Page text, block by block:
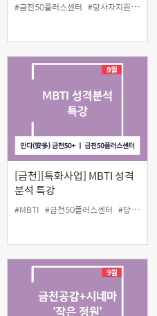
#금천50플러스센터 #당사자지원 #생
[금천][특화사업] MBTI 성격
분석 특강
#MBTI #금천50플러스센터 #당사자지원